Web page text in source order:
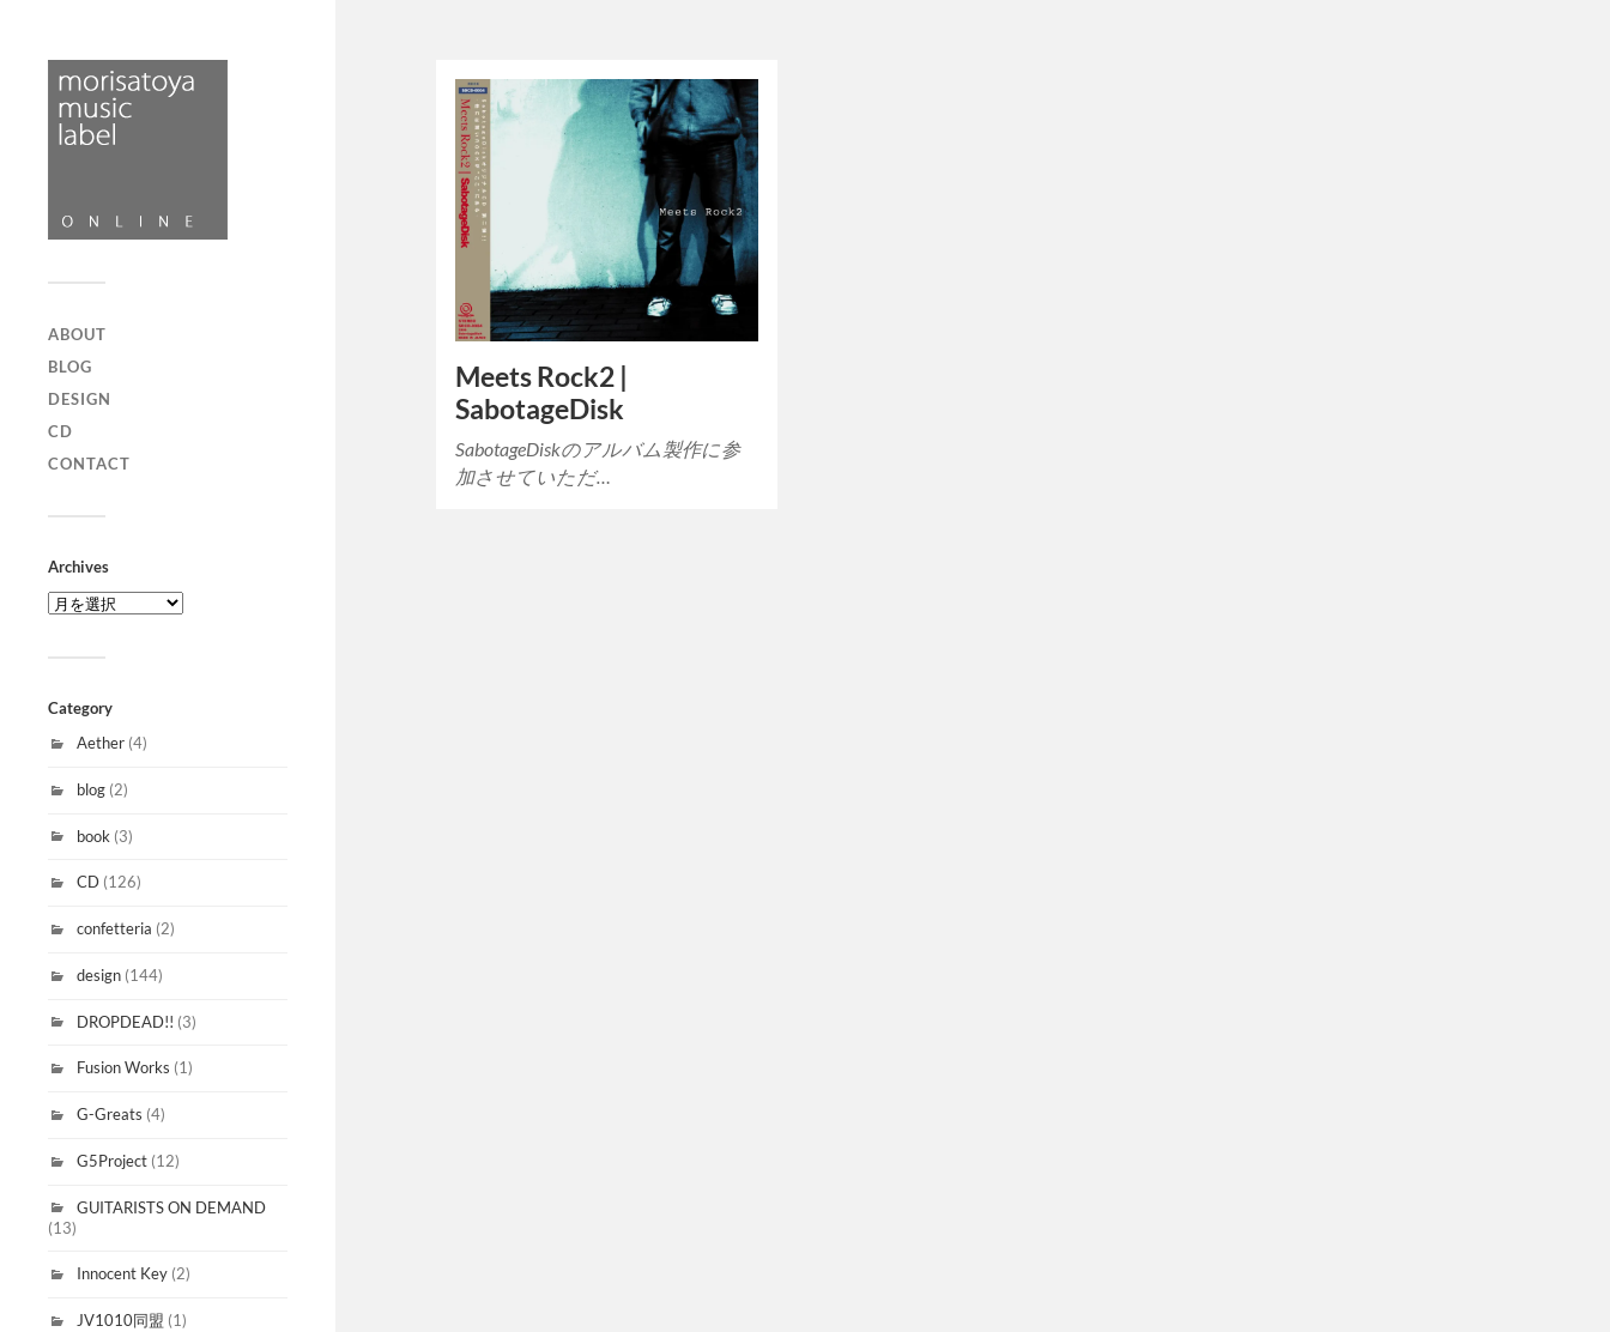
ABOUT
BLOG
DESIGN
CD
CONTACT
Archives
Category
Aether (4)
blog (2)
book (3)
CD (126)
confetteria (2)
design (144)
DROPDEAD!! (3)
Fusion Works (1)
G-Greats (4)
G5Project (12)
GUITARISTS ON DEMAND
(13)
Innocent Key (2)
JV1010同盟 (1)
Meets Rock2 |
SabotageDisk
SabotageDiskのアルバム製作に参
加させていただ…